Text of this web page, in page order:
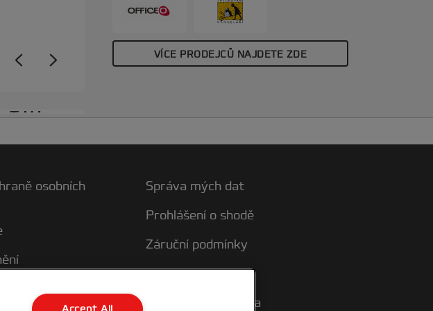
+10
VÍCE PRODEJCŮ NAJDETE ZDE
osobních
Správa mých dat
Prohlášení o shodě
Záruční podmínky
Mapa stránek
Zákaznická podpora